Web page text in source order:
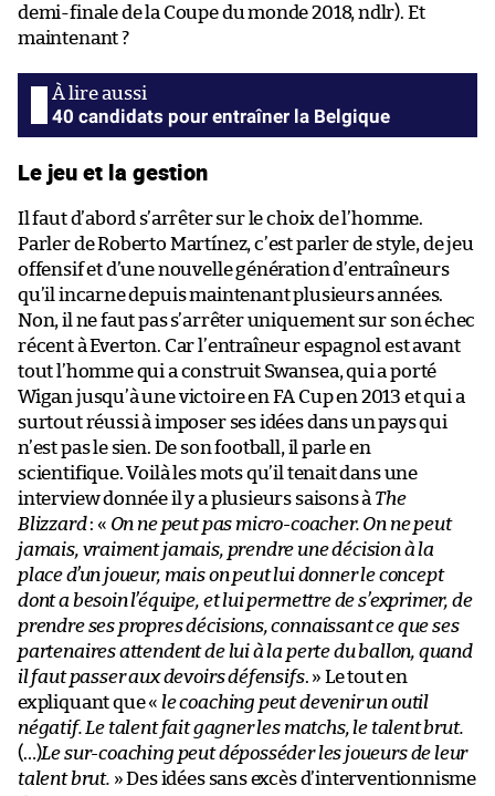
demi-finale de la Coupe du monde 2018, ndlr). Et
maintenant ?
40 candidats pour entraîner la Belgique
Le jeu et la gestion
Il faut d’abord s’arrêter sur le choix de l’homme.
Parler de Roberto Martínez, c’est parler de style, de jeu
offensif et d’une nouvelle génération d’entraîneurs
qu’il incarne depuis maintenant plusieurs années.
Non, il ne faut pas s’arrêter uniquement sur son échec
récent à Everton. Car l’entraîneur espagnol est avant
tout l’homme qui a construit Swansea, qui a porté
Wigan jusqu’à une victoire en FA Cup en 2013 et qui a
surtout réussi à imposer ses idées dans un pays qui
n’est pas le sien. De son football, il parle en
scientifique. Voilà les mots qu’il tenait dans une
interview donnée il y a plusieurs saisons à The
Blizzard: « On ne peut pas micro-coacher. On ne peut
jamais, vraiment jamais, prendre une décision à la
place d’un joueur, mais on peut lui donner le concept
dont a besoin l’équipe, et lui permettre de s’exprimer, de
prendre ses propres décisions, connaissant ce que ses
partenaires attendent de lui à la perte du ballon, quand
il faut passer aux devoirs défensifs. » Le tout en
expliquant que « le coaching peut devenir un outil
négatif. Le talent fait gagner les matchs, le talent brut.
(…)Le sur-coaching peut déposséder les joueurs de leur
talent brut. » Des idées sans excès d’interventionnisme